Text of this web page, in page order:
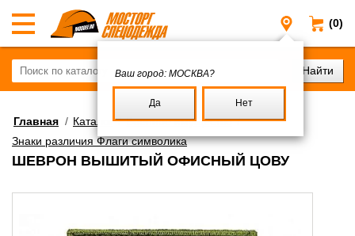
(0)
Москва
Ваш город: МОСКВА?
Да Нет
Главная / Каталог/Военное имущество/
Знаки различия Флаги символика
ШЕВРОН ВЫШИТЫЙ ОФИСНЫЙ ЦОВУ